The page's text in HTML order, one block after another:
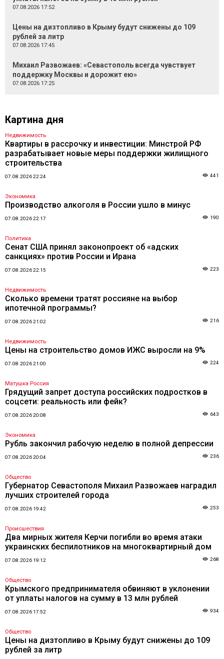
07.08.2026 17:52
Цены на дизтопливо в Крыму будут снижены до 109
рублей за литр
07.08.2026 17:45
Михаил Развожаев: «Севастополь всегда чувствует
поддержку Москвы и дорожит ею»
07.08.2026 17:25
Картина дня
Недвижимость
Квартиры в рассрочку и инвестиции: Минстрой РФ
разрабатывает новые меры поддержки жилищного
строительства
07.08.2026 22:24 441
Экономика
Производство алкоголя в России ушло в минус
07.08.2026 22:17 190
Политика
Сенат США принял законопроект об «адских
санкциях» против России и Ирана
07.08.2026 22:15 223
Недвижимость
Сколько времени тратят россияне на выбор
ипотечной программы?
07.08.2026 21:02 216
Недвижимость
Цены на строительство домов ИЖС выросли на 9%
07.08.2026 21:00 224
Матушка Россия
Грядущий запрет доступа российских подростков в
соцсети: реальность или фейк?
07.08.2026 20:08 643
Экономика
Рубль закончил рабочую неделю в полной депрессии
07.08.2026 20:04 236
Общество
Губернатор Севастополя Михаил Развожаев наградил
лучших строителей города
07.08.2026 19:42 253
Происшествия
Два мирных жителя Керчи погибли во время атаки
украинских беспилотников на многоквартирный дом
07.08.2026 19:12 268
Общество
Крымского предпринимателя обвиняют в уклонении
от уплаты налогов на сумму в 13 млн рублей
07.08.2026 17:52 934
Общество
Цены на дизтопливо в Крыму будут снижены до 109
рублей за литр